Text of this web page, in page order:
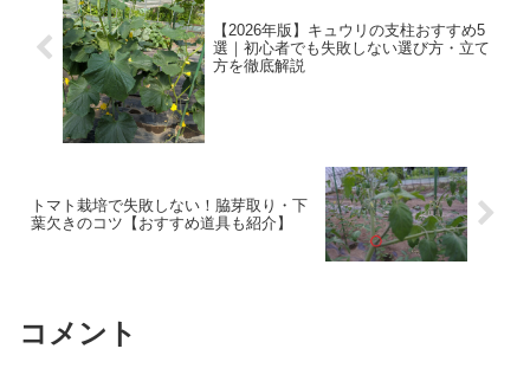
【2026年版】キュウリの支柱おすすめ5
選｜初心者でも失敗しない選び方・立て
方を徹底解説
トマト栽培で失敗しない！脇芽取り・下
葉欠きのコツ【おすすめ道具も紹介】
コメント